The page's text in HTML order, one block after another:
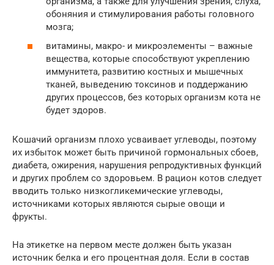
обоняния и стимулирования работы головного
мозга;
витамины, макро- и микроэлементы – важные
вещества, которые способствуют укреплению
иммунитета, развитию костных и мышечных
тканей, выведению токсинов и поддержанию
других процессов, без которых организм кота не
будет здоров.
Кошачий организм плохо усваивает углеводы, поэтому
их избыток может быть причиной гормональных сбоев,
диабета, ожирения, нарушения репродуктивных функций
и других проблем со здоровьем. В рацион котов следует
вводить только низкогликемические углеводы,
источниками которых являются сырые овощи и
фрукты.
На этикетке на первом месте должен быть указан
источник белка и его процентная доля. Если в состав